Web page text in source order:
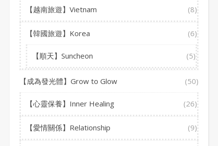
【越南旅遊】Vietnam (8)
【韓國旅遊】Korea (6)
【順天】Suncheon (5)
【成為發光體】Grow to Glow (50)
【心靈保養】Inner Healing (26)
【愛情關係】Relationship (9)